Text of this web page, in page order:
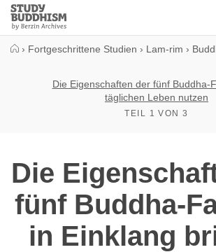
Close
Study
Buddhism
› Fortgeschrittene Studien › Lam-rim ›
Die Eigenschaften der fünf Buddha-
täglichen Leben nutzen
TEIL 1 VON 3
Die
fünf Buddha-
in Einklang